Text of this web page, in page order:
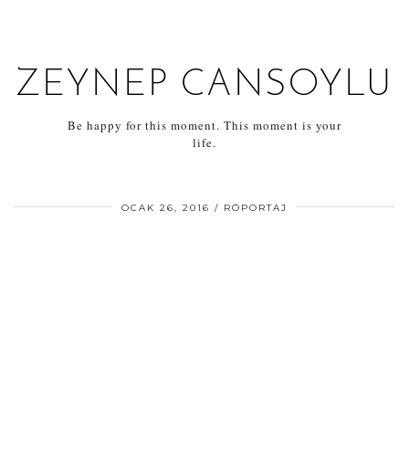
ZEYNEP CANSOYLU
Be happy for this moment. This moment is your
life.
OCAK 26, 2016 RÖPORTAJ